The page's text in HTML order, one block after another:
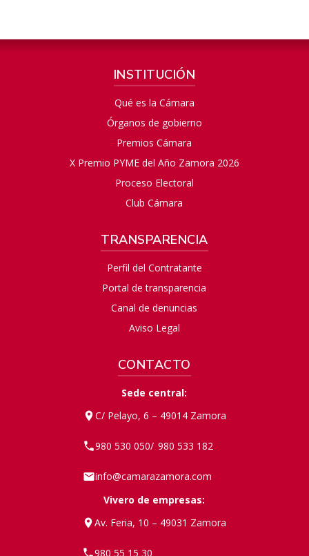
INSTITUCIÓN
Qué es la Cámara
Órganos de gobierno
Premios Cámara
X Premio PYME del Año Zamora 2026
Proceso Electoral
Club Cámara
TRANSPARENCIA
Perfil del Contratante
Portal de transparencia
Canal de denuncias
Aviso Legal
CONTACTO
Sede central:
C/ Pelayo, 6 – 49014 Zamora
980 530 050/ 980 533 182
info@camarazamora.com
Vivero de empresas:
Av. Feria, 10 – 49031 Zamora
980 55 15 30